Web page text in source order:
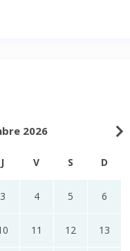
2026
J V S D
3 4 5 6
11 12 13